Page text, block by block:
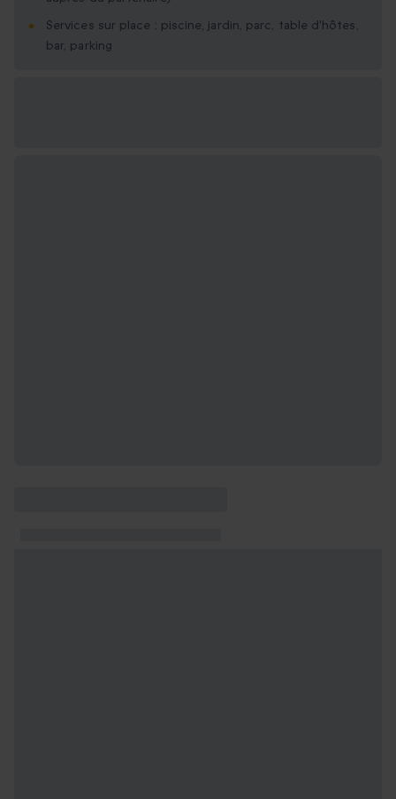
Services sur place : piscine, jardin, parc, table d'hôtes,
bar, parking